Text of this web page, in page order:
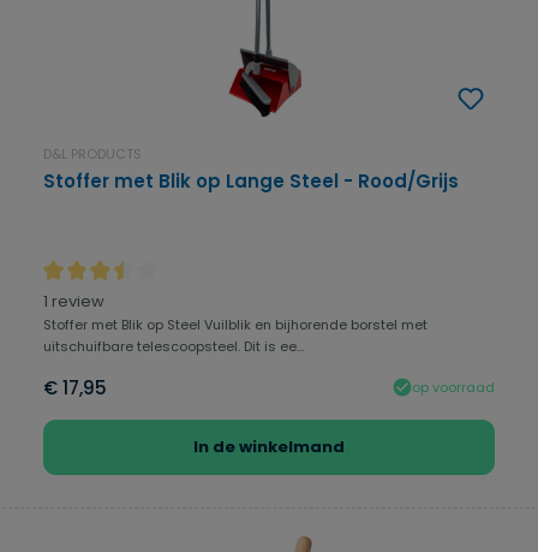
D&L PRODUCTS
Stoffer met Blik op Lange Steel - Rood/Grijs
Gemiddelde waardering van 3.5 van 5 sterren
1 review
Stoffer met Blik op Steel Vuilblik en bijhorende borstel met
uitschuifbare telescoopsteel. Dit is ee...
€ 17,95 op voorraad
In de winkelmand